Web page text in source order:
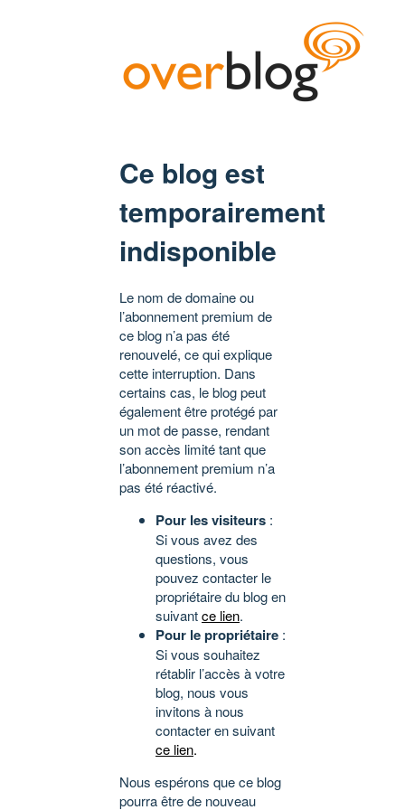
Ce blog est
temporairement
indisponible
Le nom de domaine ou
l’abonnement premium de
ce blog n’a pas été
renouvelé, ce qui explique
cette interruption. Dans
certains cas, le blog peut
également être protégé par
un mot de passe, rendant
son accès limité tant que
l’abonnement premium n’a
pas été réactivé.
Pour les visiteurs :
Si vous avez des
questions, vous
pouvez contacter le
propriétaire du blog en
suivantce lien.
Pour le propriétaire :
Si vous souhaitez
rétablir l’accès à votre
blog, nous vous
invitons à nous
contacter en suivant
ce lien.
Nous espérons que ce blog
pourra être de nouveau